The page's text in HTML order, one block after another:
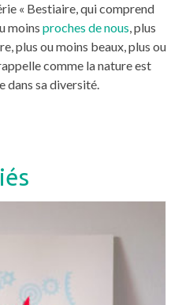
« Bestiaire, qui comprend
moins proches de nous, plus
plus ou moins beaux, plus ou
comme la nature est
dans sa diversité.